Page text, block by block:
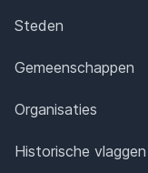
Steden
Gemeenschappen
Organisaties
Historische vlaggen